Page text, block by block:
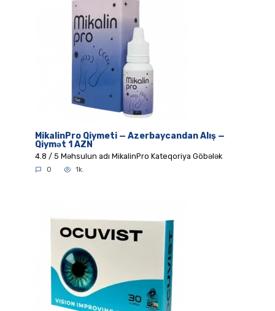
MikalinPro Qiymeti — Azerbaycandan Alış —
Qiymət 1 AZN
4.8 / 5 Məhsulun adı MikalinPro Kateqoriya Göbələk
0 1k.